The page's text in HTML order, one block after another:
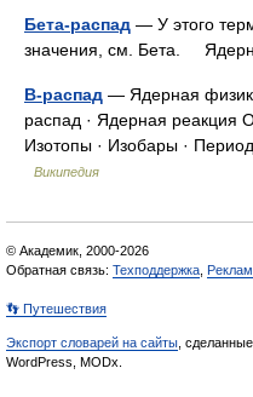
Бета-распад — У этого
значения, см. Бета.
Β-распад — Ядерная
распад · Ядерная реакция
Изотопы · Изобары ·
Википедия
© Академик, 2000-2026
Обратная связь: Техподдержка
👣 Путешествия
Экспорт словарей на сайты ,
WordPress, MODx.